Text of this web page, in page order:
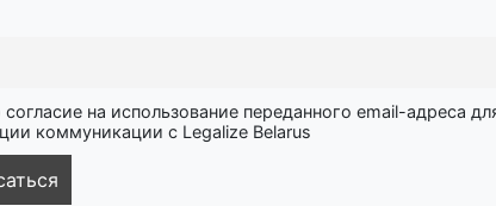
на использование переданного email-адреса
коммуникации с Legalize Belarus